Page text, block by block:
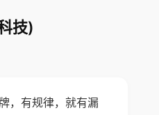
技)
，有规律，就有漏